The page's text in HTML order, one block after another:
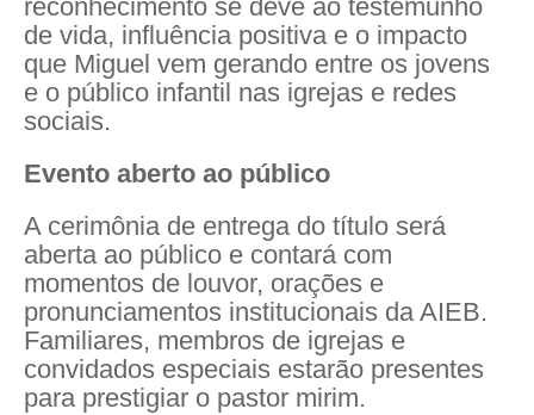
reconhecimento se deve ao testemunho
de vida, influência positiva e o impacto
que Miguel vem gerando entre os jovens
e o público infantil nas igrejas e redes
sociais.
Evento aberto ao público
A cerimônia de entrega do título será
aberta ao público e contará com
momentos de louvor, orações e
pronunciamentos institucionais da AIEB.
Familiares, membros de igrejas e
convidados especiais estarão presentes
para prestigiar o pastor mirim.